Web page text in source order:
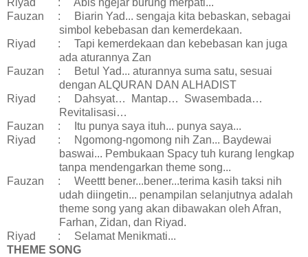
Riyad
:
Abis ngejar burung merpati...
Fauzan
:
Biarin Yad... sengaja kita bebaskan, sebagai
simbol kebebasan dan kemerdekaan.
Riyad
:
Tapi kemerdekaan dan kebebasan kan juga
ada aturannya Zan
Fauzan
:
Betul Yad... aturannya suma satu, sesuai
dengan ALQURAN DAN ALHADIST
Riyad
: Dahsyat… Mantap…
Swasembada…
Revitalisasi…
Fauzan
:
Itu punya saya ituh... punya saya...
Riyad
:
Ngomong-ngomong nih Zan... Baydewai
baswai... Pembukaan Spacy tuh kurang lengkap
tanpa mendengarkan theme song...
Fauzan
:
Weettt bener...bener...terima kasih taksi nih
udah diingetin... penampilan selanjutnya adalah
theme song yang akan dibawakan oleh Afran,
Farhan, Zidan, dan Riyad.
Riyad
:
Selamat Menikmati...
THEME SONG